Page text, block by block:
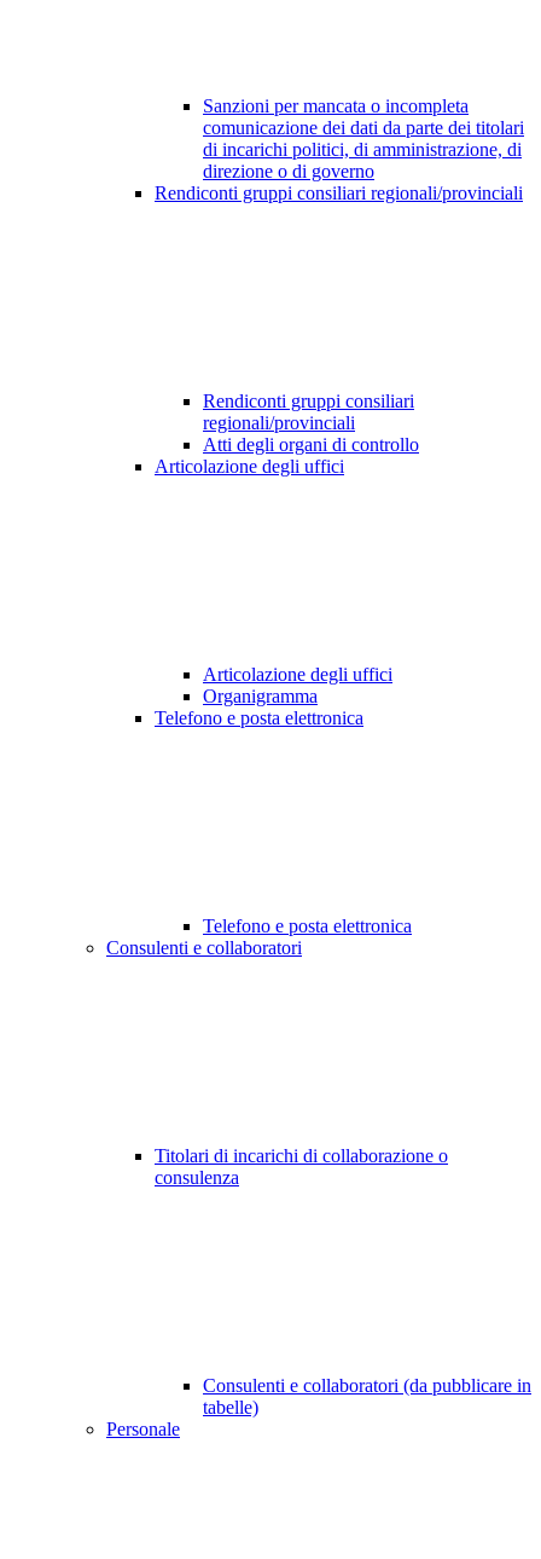
Sanzioni per mancata o incompleta
comunicazione dei dati da parte dei titolari
di incarichi politici, di amministrazione, di
direzione o di governo
Rendiconti gruppi consiliari regionali/provinciali
Rendiconti gruppi consiliari
regionali/provinciali
Atti degli organi di controllo
Articolazione degli uffici
Articolazione degli uffici
Organigramma
Telefono e posta elettronica
Telefono e posta elettronica
Consulenti e collaboratori
Titolari di incarichi di collaborazione o
consulenza
Consulenti e collaboratori (da pubblicare in
tabelle)
Personale